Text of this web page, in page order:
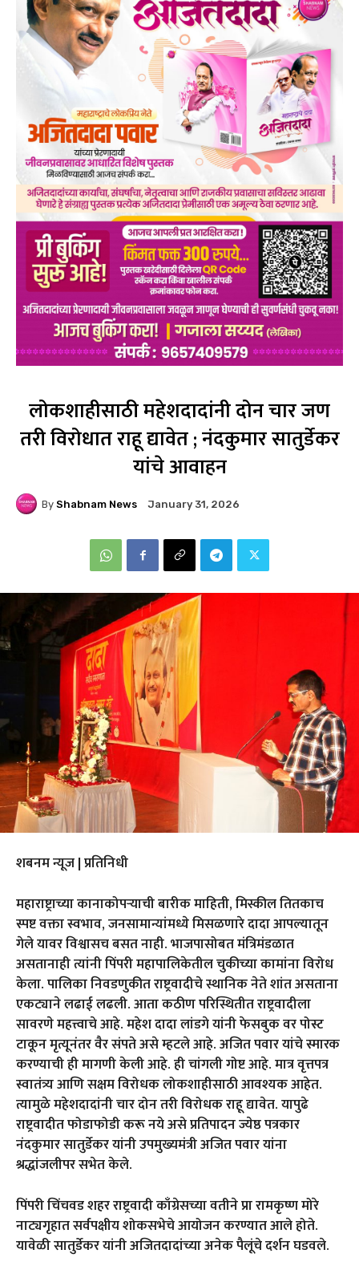
लोकशाहीसाठी महेशदादांनी दोन चार जण
तरी विरोधात राहू द्यावेत ; नंदकुमार सातुर्डेकर
यांचे आवाहन
By Shabnam News January 31, 2026
शबनम न्यूज | प्रतिनिधी
महाराष्ट्राच्या कानाकोपऱ्याची बारीक माहिती, मिस्कील तितकाच
स्पष्ट वक्ता स्वभाव, जनसामान्यांमध्ये मिसळणारे दादा आपल्यातून
गेले यावर विश्वासच बसत नाही. भाजपासोबत मंत्रिमंडळात
असतानाही त्यांनी पिंपरी महापालिकेतील चुकीच्या कामांना विरोध
केला. पालिका निवडणुकीत राष्ट्रवादीचे स्थानिक नेते शांत असताना
एकट्याने लढाई लढली. आता कठीण परिस्थितीत राष्ट्रवादीला
सावरणे महत्त्वाचे आहे. महेश दादा लांडगे यांनी फेसबुक वर पोस्ट
टाकून मृत्यूनंतर वैर संपते असे म्हटले आहे. अजित पवार यांचे स्मारक
करण्याची ही मागणी केली आहे. ही चांगली गोष्ट आहे. मात्र वृत्तपत्र
स्वातंत्र्य आणि सक्षम विरोधक लोकशाहीसाठी आवश्यक आहेत.
त्यामुळे महेशदादांनी चार दोन तरी विरोधक राहू द्यावेत. यापुढे
राष्ट्रवादीत फोडाफोडी करू नये असे प्रतिपादन ज्येष्ठ पत्रकार
नंदकुमार सातुर्डेकर यांनी उपमुख्यमंत्री अजित पवार यांना
श्रद्धांजलीपर सभेत केले.
पिंपरी चिंचवड शहर राष्ट्रवादी काँग्रेसच्या वतीने प्रा रामकृष्ण मोरे
नाट्यगृहात सर्वपक्षीय शोकसभेचे आयोजन करण्यात आले होते.
यावेळी सातुर्डेकर यांनी अजितदादांच्या अनेक पैलूंचे दर्शन घडवले.